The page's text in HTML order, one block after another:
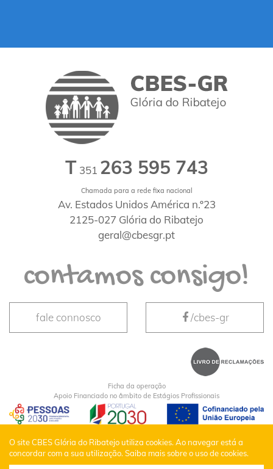
T 351 263 595 743
Chamada para a rede fixa nacional
Av. Estados Unidos América n.º23
2125-027 Glória do Ribatejo
geral@cbesgr.pt
contamos consigo!
fale connosco /cbes-gr
Ficha da operação
Apoio Financiado no âmbito de Estágios Profissionais
CBES Glória do Ribatejo © Todos os Direitos
Reservados |Política de Privacidade
O site CBES Glória do Ribatejo utiliza cookies. Ao navegar está a
concordar com a sua utilização. Saiba mais sobre o uso de cookies.